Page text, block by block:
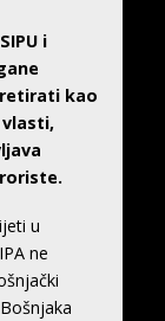
i
kao
u
ne